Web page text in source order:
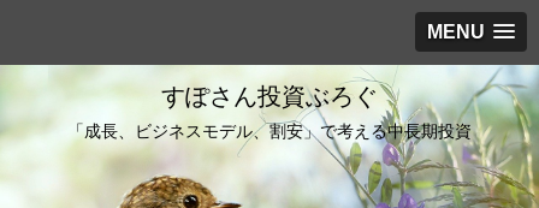
MENU
すぽさん投資ぶろぐ
「成長、ビジネスモデル、割安」で考える中長期投資